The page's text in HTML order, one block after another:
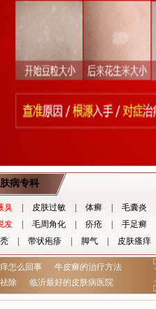
病专科
臭 皮肤过敏 体癣
毛囊炎
发 毛周角化 疥疮
手足癣
带状疱疹 脚气 皮肤瘙痒
怎么回事
牛皮癣的治疗方法
除 临沂最好的皮肤病医院